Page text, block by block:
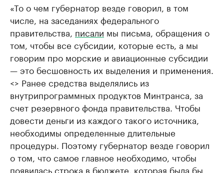
«То о чем губернатор везде говорил, в том
числе, на заседаниях федерального
правительства, писали мы письма, обращения о
том, чтобы все субсидии, которые есть, а мы
говорим про морские и авиационные субсидии
— это бесшовность их выделения и применения.
<> Ранее средства выделялись из
внутрипрограммных продуктов Минтранса, за
счет резервного фонда правительства. Чтобы
довести деньги из каждого такого источника,
необходимы определенные длительные
процедуры. Поэтому губернатор везде говорил
о том, что самое главное необходимо, чтобы
появилась строка в бюджете, которая была бы